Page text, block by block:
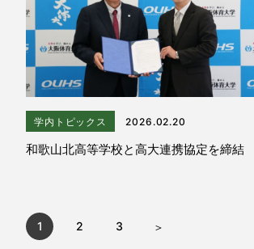
学内トピックス 2026.02.20
和歌山北高等学校と高大連携協定を締結
1 2 3